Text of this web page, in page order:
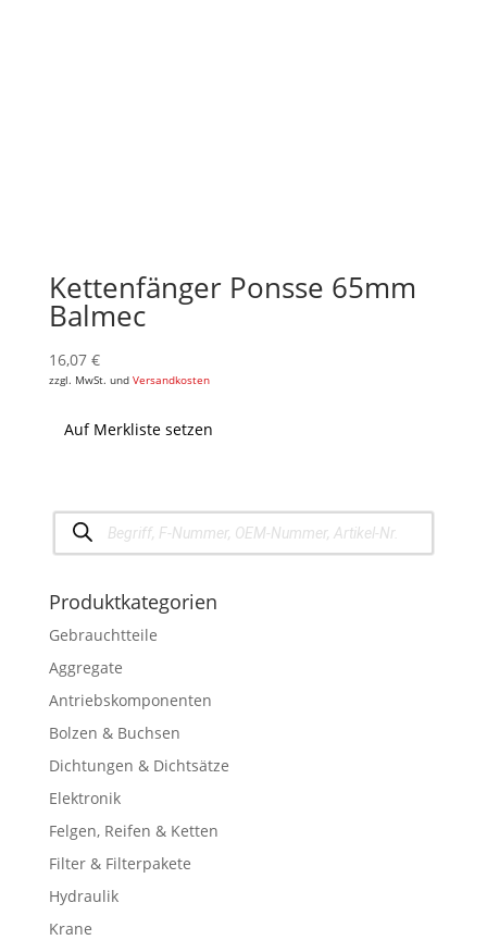
Kettenfänger Ponsse 65mm
Balmec
16,07 €
zzgl. MwSt. und Versandkosten
Auf Merkliste setzen
Products
search
Produktkategorien
Gebrauchtteile
Aggregate
Antriebskomponenten
Bolzen & Buchsen
Dichtungen & Dichtsätze
Elektronik
Felgen, Reifen & Ketten
Filter & Filterpakete
Hydraulik
Krane